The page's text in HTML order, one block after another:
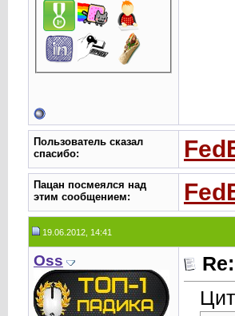
Пользователь сказал
cпасибо:
Пацан посмеялся над
этим сообщением:
19.06.2012, 14:41
Oss